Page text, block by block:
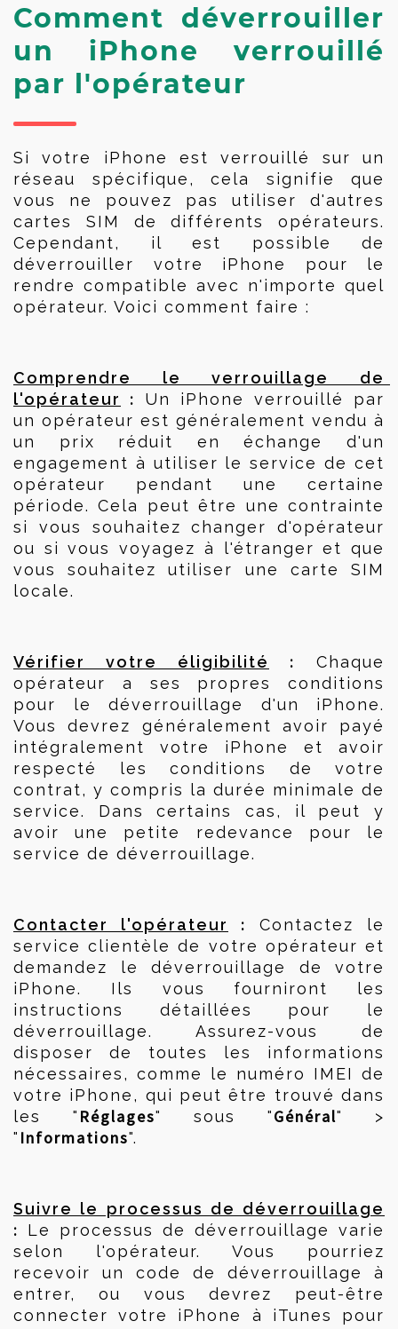
Comment déverrouiller
un iPhone verrouillé
par l'opérateur
Si votre iPhone est verrouillé sur un
réseau spécifique, cela signifie que
vous ne pouvez pas utiliser d'autres
cartes SIM de différents opérateurs.
Cependant, il est possible de
déverrouiller votre iPhone pour le
rendre compatible avec n'importe quel
opérateur. Voici comment faire :
Comprendre le verrouillage de
l'opérateur
: Un iPhone verrouillé par
un opérateur est généralement vendu à
un prix réduit en échange d'un
engagement à utiliser le service de cet
opérateur pendant une certaine
période. Cela peut être une contrainte
si vous souhaitez changer d'opérateur
ou si vous voyagez à l'étranger et que
vous souhaitez utiliser une carte SIM
locale.
Vérifier votre éligibilité : Chaque
opérateur a ses propres conditions
pour le déverrouillage d'un iPhone.
Vous devrez généralement avoir payé
intégralement votre iPhone et avoir
respecté les conditions de votre
contrat, y compris la durée minimale de
service. Dans certains cas, il peut y
avoir une petite redevance pour le
service de déverrouillage.
Contacter l'opérateur : Contactez le
service clientèle de votre opérateur et
demandez le déverrouillage de votre
iPhone. Ils vous fourniront les
instructions détaillées pour le
déverrouillage. Assurez-vous de
disposer de toutes les informations
nécessaires, comme le numéro IMEI de
votre iPhone, qui peut être trouvé dans
les " Réglages" sous "Général" >
" Informations".
Suivre le processus de déverrouillage
: Le processus de déverrouillage varie
selon l'opérateur. Vous pourriez
recevoir un code de déverrouillage à
entrer, ou vous devrez peut-être
connecter votre iPhone à iTunes pour